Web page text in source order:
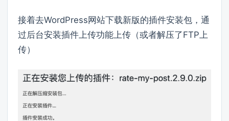
接着去WordPress网站下载新版的插件安装包，通
过后台安装插件上传功能上传（或者解压了FTP上
传）